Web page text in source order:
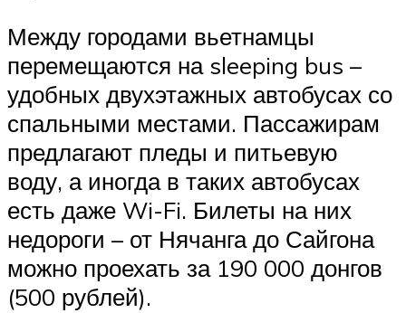
Между городами вьетнамцы
перемещаются на sleeping bus –
удобных двухэтажных автобусах со
спальными местами. Пассажирам
предлагают пледы и питьевую
воду, а иногда в таких автобусах
есть даже Wi-Fi. Билеты на них
недороги – от Нячанга до Сайгона
можно проехать за 190 000 донгов
(500 рублей).